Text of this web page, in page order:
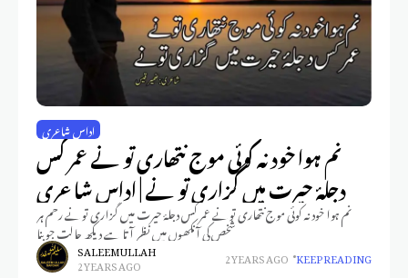
اداس شاعری
نم ہوا خود نہ کوئی موج نتھاری تو نے عمر کس
دجلۂ حیرت میں گزاری تو نے | اداس شاعری
نم ہوا خود نہ کوئی موج نتھاری تو نے عمر کس دجلۂ حیرت میں گزاری تو نے رحم ہر
شخص کی آنکھوں میں نظر آتا ہے دیکھ حالت جو بنا
SALEEM ULLAH
2 YEARS AGO 2 YEARS AGO KEEP READING